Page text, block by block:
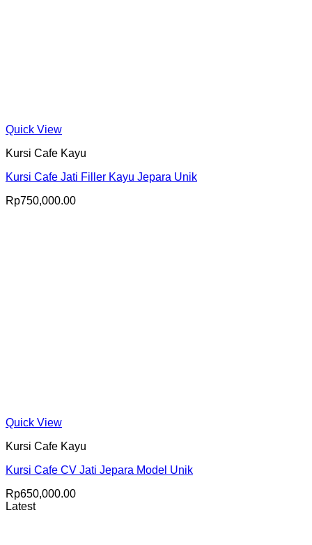
Quick View
Kursi Cafe Kayu
Kursi Cafe Jati Filler Kayu Jepara Unik
Rp750,000.00
Quick View
Kursi Cafe Kayu
Kursi Cafe CV Jati Jepara Model Unik
Rp650,000.00
Latest